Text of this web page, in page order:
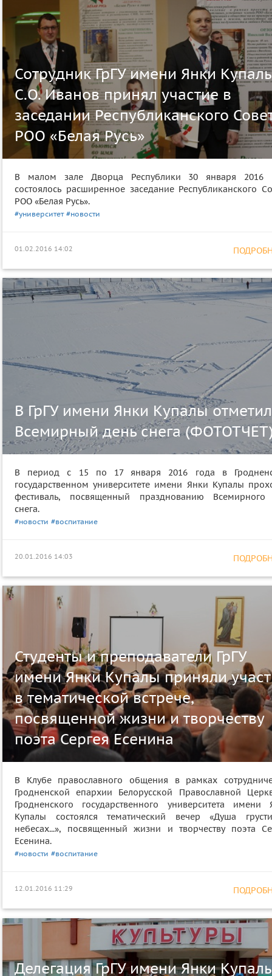
Сотрудник ГрГУ имени Янки
С.О. Иванов принял участие в
заседании Республиканского
РОО «Белая Русь»
В малом зале Дворца Республики 30 января 2016
состоялось расширенное заседание Республиканского
РОО «Белая Русь».
#университет #новости
01.02.2016 14:02
В ГрГУ имени Янки Купалы
Всемирный день снега
В период с 15 по 17 января 2016 года в
государственном университете имени Янки Купалы
фестиваль, посвященный празднованию
снега.
#новости #воспитание
20.01.2016 14:03
Студенты и преподаватели ГрГУ
имени Янки Купалы приняли
в тематической встрече,
посвященной жизни и творчеству
поэта Сергея Есенина
В Клубе православного общения в рамках
Гродненской епархии Белорусской Православной
Гродненского государственного университета имени
Купалы состоялся тематический вечер «Душа
небесах...», посвященный жизни и творчеству поэта
Есенина.
#новости #воспитание
12.01.2016 11:29
Делегация ГрГУ имени Янки